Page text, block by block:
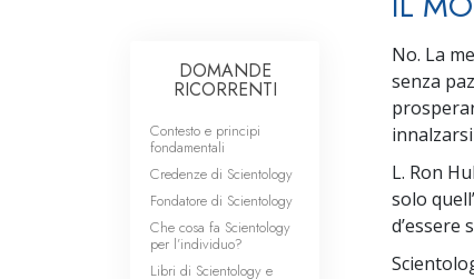
No. La
senza
L. Ron
solo
d’essere
DOMANDE
RICORRENTI
Contesto e principi
fondamentali
Credenze di Scientology
Fondatore di Scientology
Che cosa fa Scientology
per l’individuo?
Libri di Scientology e